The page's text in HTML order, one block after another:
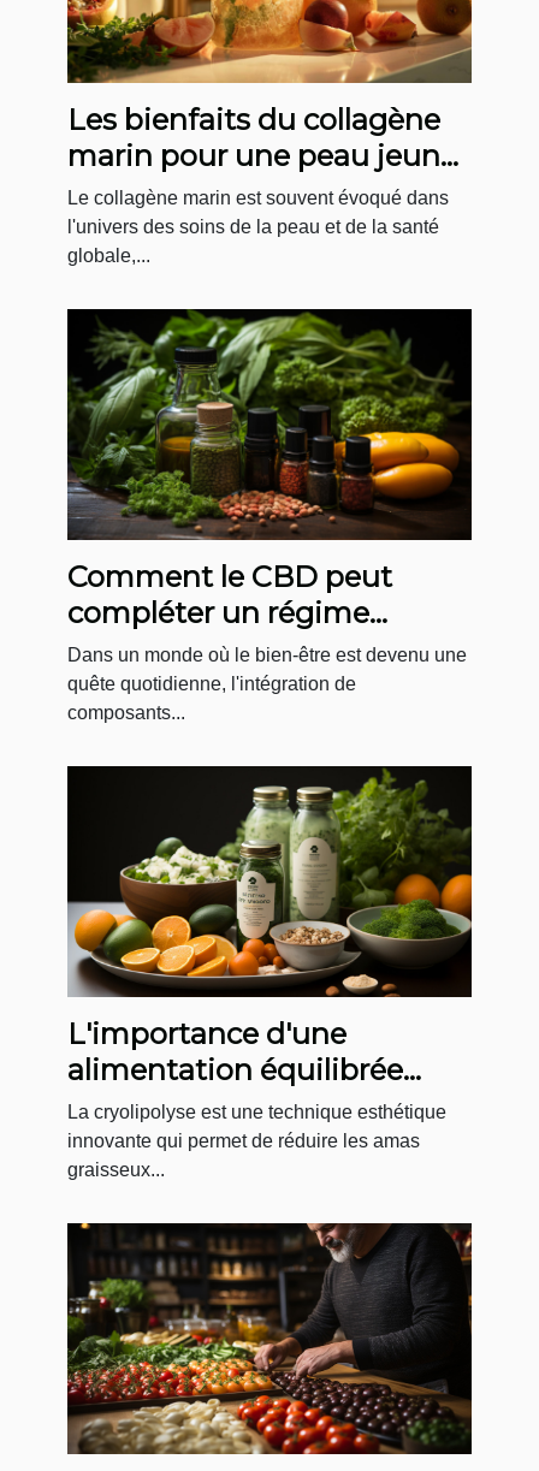
Les bienfaits du collagène
marin pour une peau jeune
et une santé optimale
Le collagène marin est souvent évoqué dans
l'univers des soins de la peau et de la santé
globale,...
Comment le CBD peut
compléter un régime
alimentaire équilibré
Dans un monde où le bien-être est devenu une
quête quotidienne, l'intégration de
composants...
L'importance d'une
alimentation équilibrée
après une séance de
cryolipolyse
La cryolipolyse est une technique esthétique
innovante qui permet de réduire les amas
graisseux...